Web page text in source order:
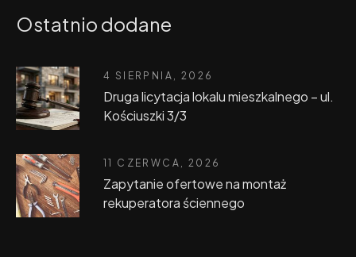
Ostatnio dodane
4 SIERPNIA, 2026
Druga licytacja lokalu mieszkalnego – ul.
Kościuszki 3/3
11 CZERWCA, 2026
Zapytanie ofertowe na montaż
rekuperatora ściennego